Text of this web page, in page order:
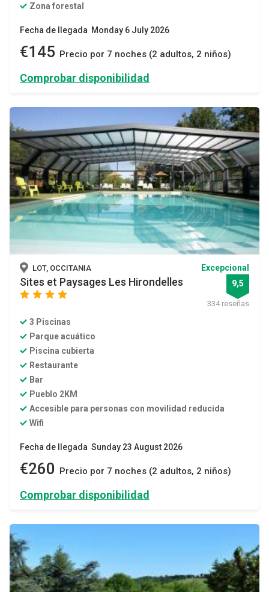
Zona forestal
Fecha de llegada Monday 6 July 2026
€145 Precio por 7 noches (2 adultos, 2 niños)
Comprobar disponibilidad
LOT, OCCITANIA
Sites et Paysages Les Hirondelles
star star star
Excepcional
9,5
334 reseñas
3 Piscinas
Parque acuático
Piscina cubierta
Restaurante
Bar
Pueblo 2KM
Accesible para personas con movilidad reducida
Wifi
Fecha de llegada Sunday 23 August 2026
€260 Precio por 7 noches (2 adultos, 2 niños)
Comprobar disponibilidad